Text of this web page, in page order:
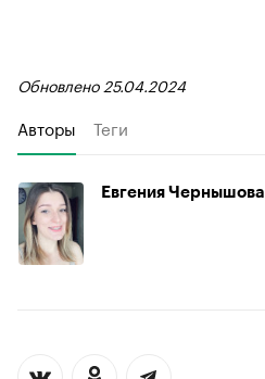
Обновлено 25.04.2024
Авторы Теги
Евгения Чернышова